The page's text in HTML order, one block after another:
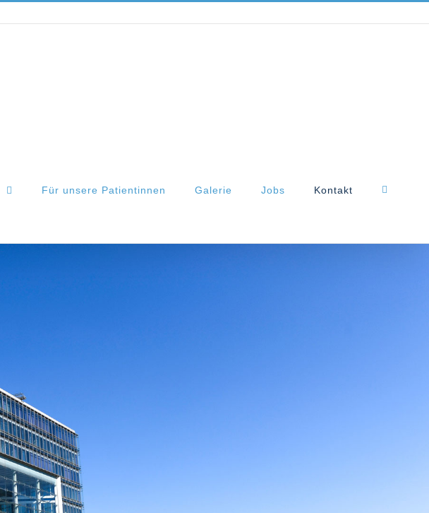
Für unsere Patientinnen Galerie Jobs Kontakt